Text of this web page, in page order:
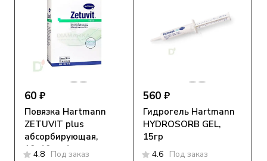
60 ₽
Повязка Hartmann
ZETUVIT plus
абсорбирующая,
10х10см, 1шт
4.8 Под заказ
560 ₽
Гидрогель Hartmann
HYDROSORB GEL,
15гр
4.6 Под заказ